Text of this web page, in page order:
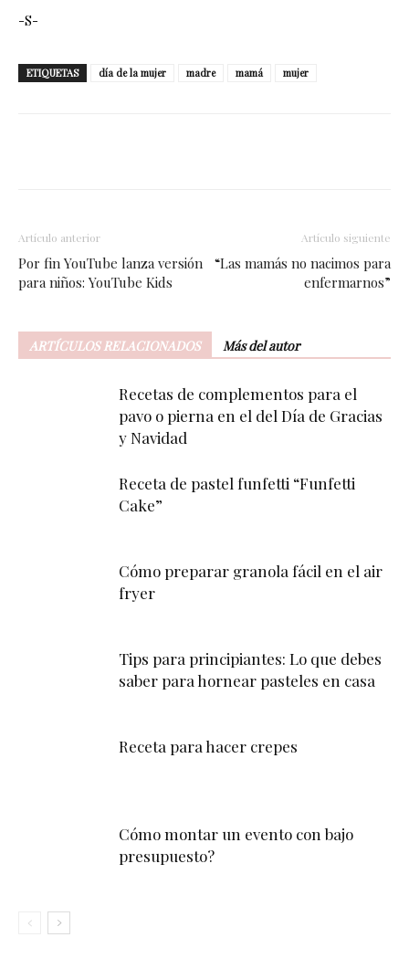
-S-
ETIQUETAS día de la mujer madre mamá mujer
Artículo anterior
Por fin YouTube lanza versión
para niños: YouTube Kids
Artículo siguiente
“Las mamás no nacimos para
enfermarnos”
ARTÍCULOS RELACIONADOS Más del autor
Recetas de complementos para el
pavo o pierna en el del Día de Gracias
y Navidad
Receta de pastel funfetti “Funfetti
Cake”
Cómo preparar granola fácil en el air
fryer
Tips para principiantes: Lo que debes
saber para hornear pasteles en casa
Receta para hacer crepes
Cómo montar un evento con bajo
presupuesto?